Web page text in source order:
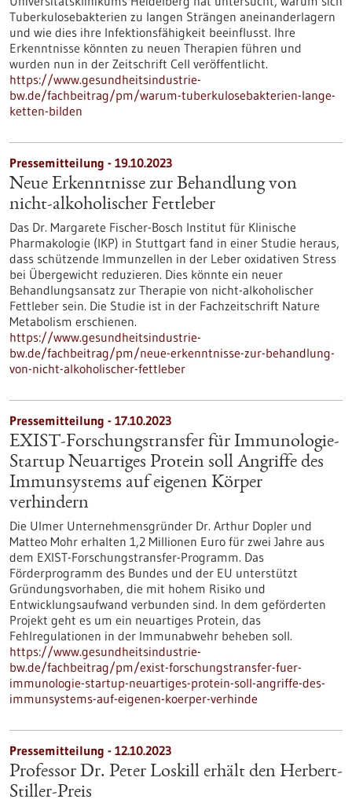
Tuberkulosebakterien zu langen Strängen aneinanderlagern
und wie dies ihre Infektionsfähigkeit beeinflusst. Ihre
Erkenntnisse könnten zu neuen Therapien führen und
wurden nun in der Zeitschrift Cell veröffentlicht.
https://www.gesundheitsindustrie-
bw.de/fachbeitrag/pm/warum-tuberkulosebakterien-lange-
ketten-bilden
Pressemitteilung - 19.10.2023
Neue Erkenntnisse zur Behandlung von
nicht-alkoholischer Fettleber
Das Dr. Margarete Fischer-Bosch Institut für Klinische
Pharmakologie (IKP) in Stuttgart fand in einer Studie heraus,
dass schützende Immunzellen in der Leber oxidativen Stress
bei Übergewicht reduzieren. Dies könnte ein neuer
Behandlungsansatz zur Therapie von nicht-alkoholischer
Fettleber sein. Die Studie ist in der Fachzeitschrift Nature
Metabolism erschienen.
https://www.gesundheitsindustrie-
bw.de/fachbeitrag/pm/neue-erkenntnisse-zur-behandlung-
von-nicht-alkoholischer-fettleber
Pressemitteilung - 17.10.2023
EXIST-Forschungstransfer für Immunologie-
Startup Neuartiges Protein soll Angriffe des
Immunsystems auf eigenen Körper
verhindern
Die Ulmer Unternehmensgründer Dr. Arthur Dopler und
Matteo Mohr erhalten 1,2 Millionen Euro für zwei Jahre aus
dem EXIST-Forschungstransfer-Programm. Das
Förderprogramm des Bundes und der EU unterstützt
Gründungsvorhaben, die mit hohem Risiko und
Entwicklungsaufwand verbunden sind. In dem geförderten
Projekt geht es um ein neuartiges Protein, das
Fehlregulationen in der Immunabwehr beheben soll.
https://www.gesundheitsindustrie-
bw.de/fachbeitrag/pm/exist-forschungstransfer-fuer-
immunologie-startup-neuartiges-protein-soll-angriffe-des-
immunsystems-auf-eigenen-koerper-verhinde
Pressemitteilung - 12.10.2023
Professor Dr. Peter Loskill erhält den Herbert-
Stiller-Preis